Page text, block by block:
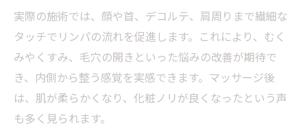
実際の施術では、顔や首、デコルテ、肩周りまで繊細な
タッチでリンパの流れを促進します。これにより、むく
みやくすみ、毛穴の開きといった悩みの改善が期待で
き、内側から整う感覚を実感できます。マッサージ後
は、肌が柔らかくなり、化粧ノリが良くなったという声
も多く見られます。